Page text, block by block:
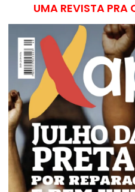
UMA REVISTA PRA